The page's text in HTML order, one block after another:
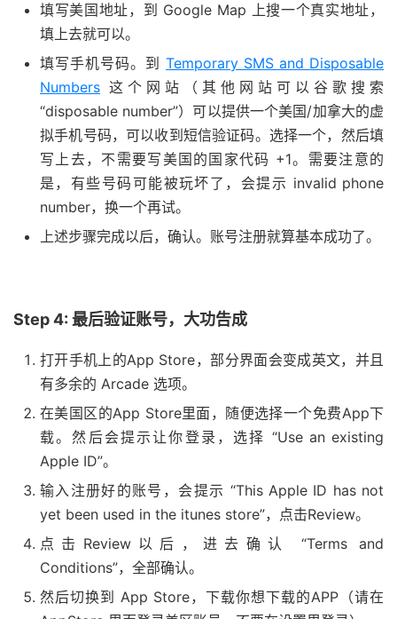
填写美国地址，到 Google Map 上搜一个真实地址，
填上去就可以。
填写手机号码。到 Temporary SMS and Disposable
Numbers 这个网站（其他网站可以谷歌搜索
“disposable number”）可以提供一个美国/加拿大的虚
拟手机号码，可以收到短信验证码。选择一个，然后填
写上去，不需要写美国的国家代码 +1。需要注意的
是，有些号码可能被玩坏了，会提示 invalid phone
number，换一个再试。
上述步骤完成以后，确认。账号注册就算基本成功了。
Step 4: 最后验证账号，大功告成
打开手机上的App Store，部分界面会变成英文，并且
有多余的 Arcade 选项。
在美国区的App Store里面，随便选择一个免费App下
载。然后会提示让你登录，选择 “Use an existing
Apple ID”。
输入注册好的账号，会提示 “This Apple ID has not
yet been used in the itunes store”，点击Review。
点击Review以后，进去确认 “Terms and
Conditions”，全部确认。
然后切换到 App Store，下载你想下载的APP（请在